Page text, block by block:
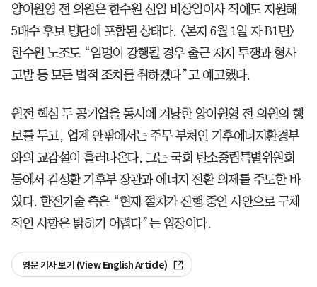
양이원영 전 의원은 한수원 신임 비상임이사 직에도 지원해
5배수 후보 명단에 포함된 상태다. <본지 6월 1일 자 B1면>
한수원 노조도 “임명이 강행될 경우 출근 저지 투쟁과 형사
고발 등 모든 법적 조치를 취하겠다”고 예고했다.
원전 핵심 두 공기업을 동시에 겨냥한 양이원영 전 의원의 행
보를 두고, 업계 안팎에서는 주무 부처인 기후에너지환경부
와의 교감설이 흘러나온다. 그는 국회 탄소중립특별위원회
등에서 김성환 기후부 장관과 에너지 전환 의제를 주도한 바
있다. 한전기술 측은 “현재 절차가 진행 중인 사안으로 구체
적인 사항은 밝히기 어렵다”는 입장이다.
영문 기사 보기 (View English Article)